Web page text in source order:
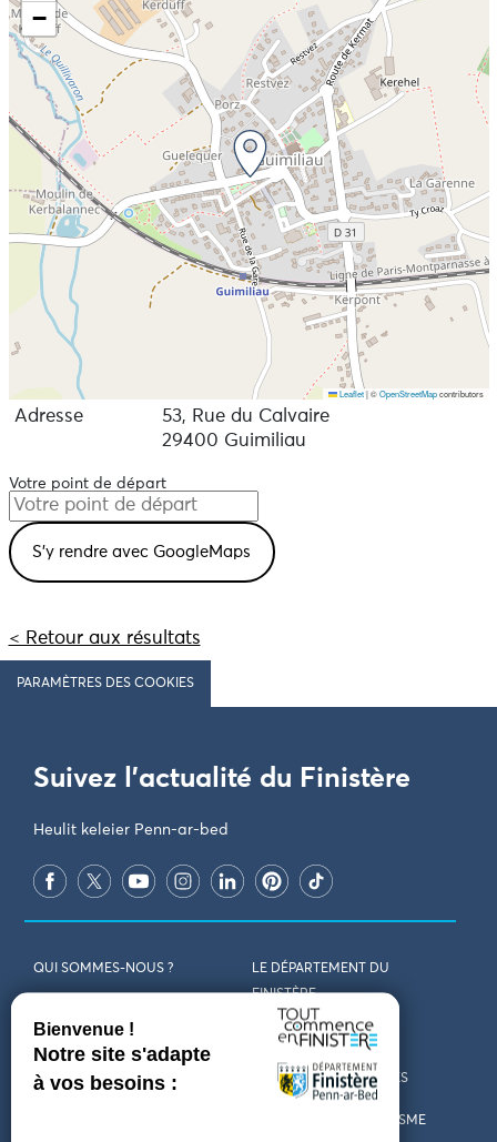
−
Leaflet |©OpenStreetMapcontributors
Adresse
53, Rue du Calvaire
29400 Guimiliau
Votre point de départ
< Retour aux résultats
PARAMÈTRES DES COOKIES
Suivez l'actualité du Finistère
Heulit keleier Penn-ar-bed
QUI SOMMES-NOUS ?
LE DÉPARTEMENT DU
FINISTÈRE
REJOIGNEZ-NOUS VENIR EN FINISTÈRE
CONTACT CARTES ET BROCHURES
LES OFFICES DE TOURISME